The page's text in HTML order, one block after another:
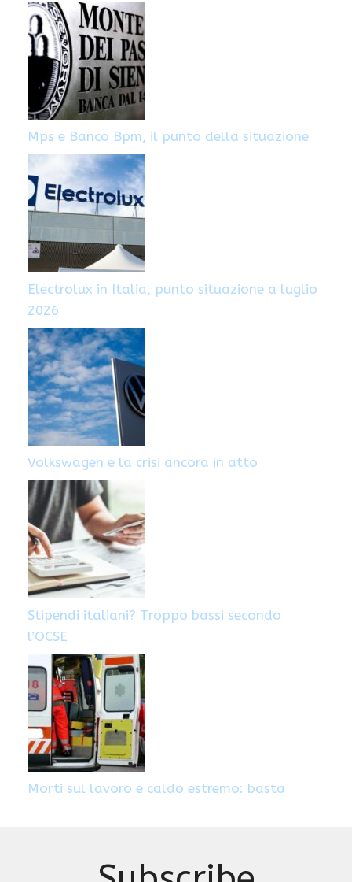
Mps e Banco Bpm, il punto della situazione
Electrolux in Italia, punto situazione a luglio
2026
Volkswagen e la crisi ancora in atto
Stipendi italiani? Troppo bassi secondo
l’OCSE
Morti sul lavoro e caldo estremo: basta